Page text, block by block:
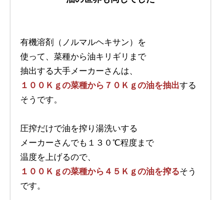
有機溶剤（ノルマルヘキサン）を
使って、菜種から油キリギリまで
抽出する大手メーカーさんは、
１００Ｋｇの菜種から７０Ｋｇの油を抽出する
そうです。
圧搾だけで油を搾り湯洗いする
メーカーさんでも１３０℃程度まで
温度を上げるので、
１００Ｋｇの菜種から４５Ｋｇの油を搾るそう
です。